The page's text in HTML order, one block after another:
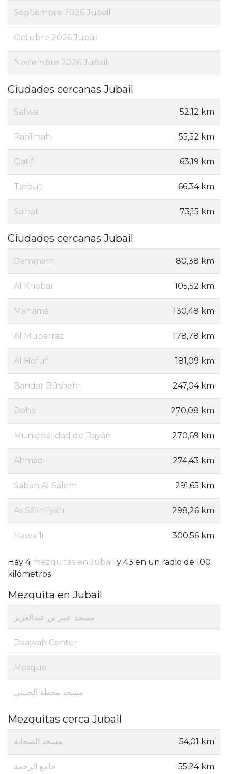
Septiembre 2026 Jubail
Octubre 2026 Jubail
Noviembre 2026 Jubail
Ciudades cercanas Jubail
Safwa 52,12 km
Raḩīmah 55,52 km
Qatif 63,19 km
Tarout 66,34 km
Saihat 73,15 km
Ciudades cercanas Jubail
Dammam 80,38 km
Al Khobar 105,52 km
Manama 130,48 km
Al Mubarraz 178,78 km
Al Hofuf 181,09 km
Bandar Būshehr 247,04 km
Doha 270,08 km
Municipalidad de Rayán 270,69 km
Ahmadi 274,43 km
Sabah Al Salem 291,65 km
As Sālimīyah 298,26 km
Hawalli 300,56 km
Hay 4 mezquitas en Jubail y 43 en un radio de 100
kilómetros
Mezquita en Jubail
مسجد عمر بن عبدالعزىز
Daawah Center
Mosque
مسجد محطة الخنيني
Mezquitas cerca Jubail
مسجد الصحابة 54,01 km
جامع الرحمة 55,24 km